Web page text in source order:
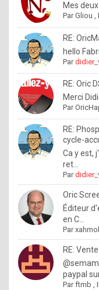
Mes
ParGliou ,
RE:
hello
Par
RE: Oric
Merci
Par
RE:
cycle-
Ca y est,
ret...
Par
Oric
Éditeur
en C...
Parxahmol
RE:
paypal sur
Parftmb ,